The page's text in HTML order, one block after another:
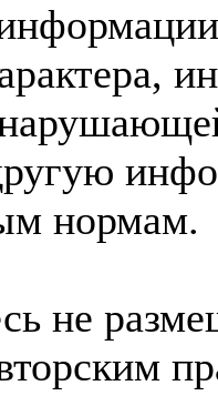
нормам.
не